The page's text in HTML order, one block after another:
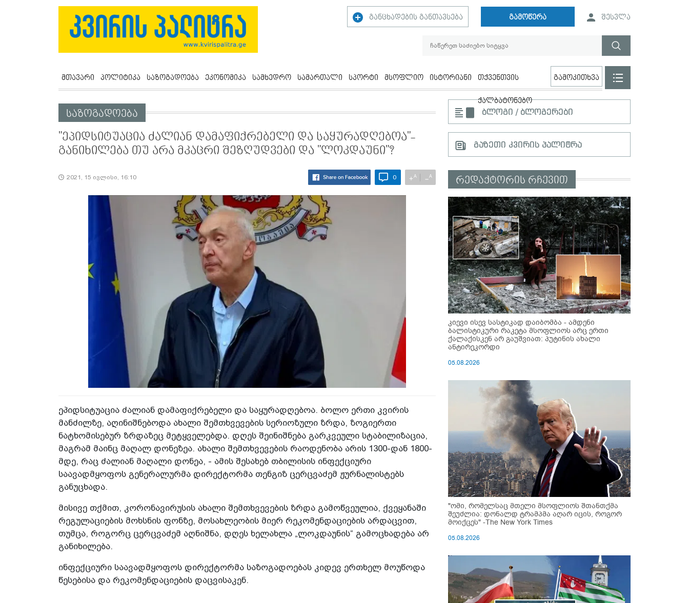
განცხადების განთავსება გამოწერა შესვლა
მთავარი პოლიტიკა საზოგადოება ეკონომიკა სამხედრო სამართალი სპორტი მსოფლიო ისტორიანი თქვენთვის
ქალბატონებო
გამოკითხვა
საზოგადოება
"ეპიდსიტუაცია ძალიან დამაფიქრებელი და საყურადღებოა"-
განიხილება თუ არა მკაცრი შეზღუდვები და "ლოკდაუნი"?
2021, 15 ივლისი, 16:10 0 +A −A
ეპიდსიტუაცია ძალიან დამაფიქრებელი და საყურადღებოა. ბოლო ერთი კვირის
მანძილზე, აღინიშნებოდა ახალი შემთხვევების სერიოზული ზრდა, ზოგიერთი
ნატხომისებურ ზრდაზეც მეტყველებდა. დღეს შეინიშნება გარკვეული სტაბილიზაცია,
მაგრამ მაინც მაღალ დონეზეა. ახალი შემთხვევების რაოდენობა არის 1300-დან 1800-
მდე, რაც ძალიან მაღალი დონეა, - ამის შესახებ თბილისის ინფექციური
საავადმყოფოს გენერალურმა დირექტორმა თენგიზ ცერცვაძემ ჟურნალისტებს
განუცხადა.
მისივე თქმით, კორონავირუსის ახალი შემთხვევების ზრდა გამოწვეულია, ქვეყანაში
რეგულაციების მოხსნის ფონზე, მოსახლეობის მიერ რეკომენდაციების არდაცვით,
თუმცა, როგორც ცერცვაძემ აღნიშნა, დღეს ხელახლა „ლოკდაუნის“ გამოცხადება არ
განიხილება.
ინფექციური საავადმყოფოს დირექტორმა საზოგადოებას კიდევ ერთხელ მოუწოდა
წესებისა და რეკომენდაციების დაცვისაკენ.
ბლოგი / ბლოგერები
გაზეთი კვირის პალიტრა
რედაქტორის რჩევით
კიევი ისევ სასტიკად დაიბომბა - ამდენი
ბალისტიკური რაკეტა მსოფლიოს არც ერთი
ქალაქისკენ არ გაუშვიათ: პუტინის ახალი
ანტირეკორდი
05.08.2026
"ომი, რომელსაც მთელი მსოფლიოს შთანთქმა
შეუძლია: დონალდ ტრამპმა აღარ იცის, როგორ
მოიქცეს" -The New York Times
05.08.2026